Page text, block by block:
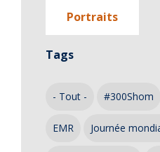
Portraits
Tags
- Tout - #300Shom
EMR Journée